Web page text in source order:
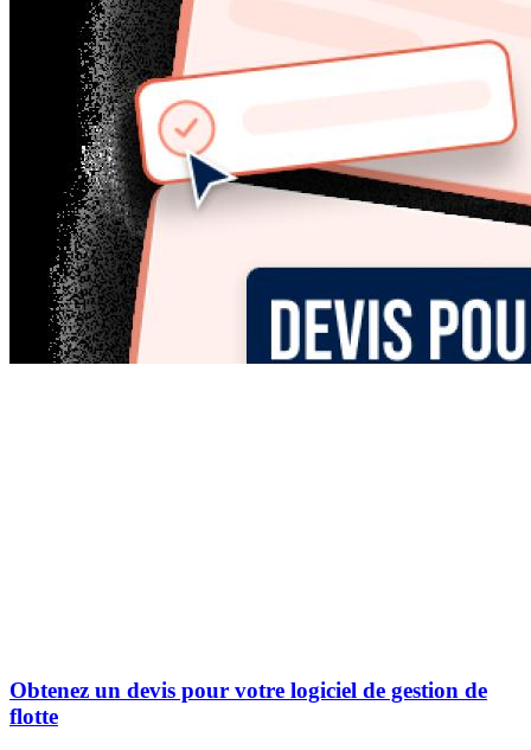
Obtenez un devis pour votre logiciel de gestion de
flotte